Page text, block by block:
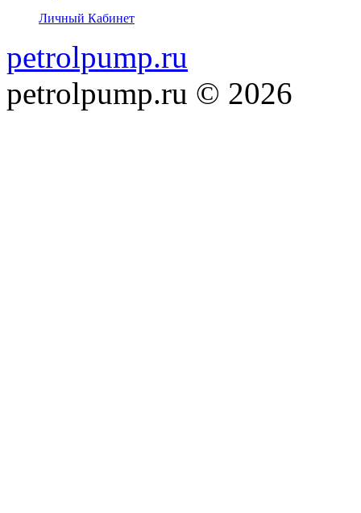
Личный Кабинет
petrolpump.ru
petrolpump.ru © 2026